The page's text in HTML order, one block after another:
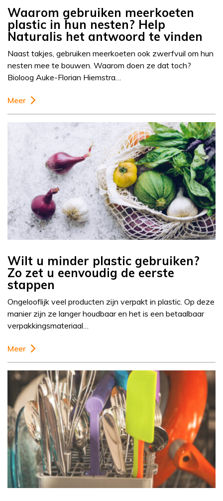
Waarom gebruiken meerkoeten
plastic in hun nesten? Help
Naturalis het antwoord te vinden
Naast takjes, gebruiken meerkoeten ook zwerfvuil om hun
nesten mee te bouwen. Waarom doen ze dat toch?
Bioloog Auke-Florian Hiemstra…
Meer
Wilt u minder plastic gebruiken?
Zo zet u eenvoudig de eerste
stappen
Ongelooflijk veel producten zijn verpakt in plastic. Op deze
manier zijn ze langer houdbaar en het is een betaalbaar
verpakkingsmateriaal…
Meer